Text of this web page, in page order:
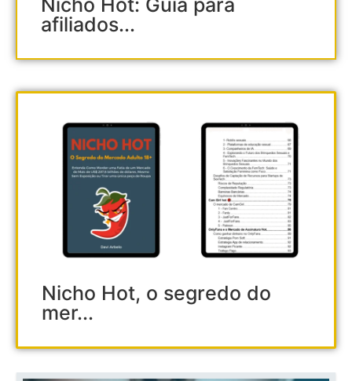
afiliados...
Nicho Hot, o segredo do
mer...